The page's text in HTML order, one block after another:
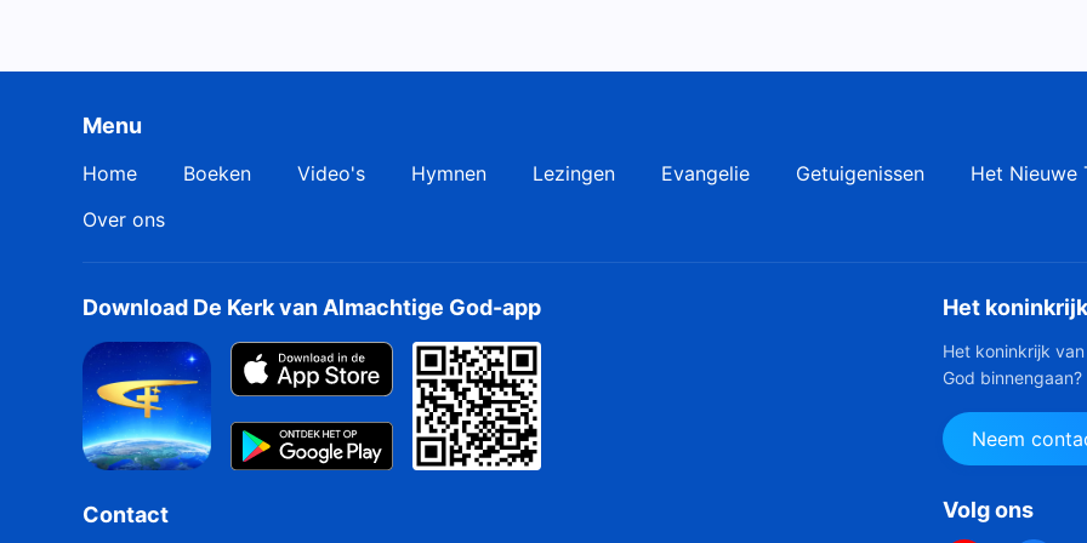
Menu
Home Boeken Video's Hymnen Lezingen Evangelie Getuigenissen Het Nieuwe
Over ons
Download De Kerk van Almachtige God-app
Contact
Het
Het koninkrijk
God binnengaan?
Neem
Volg ons